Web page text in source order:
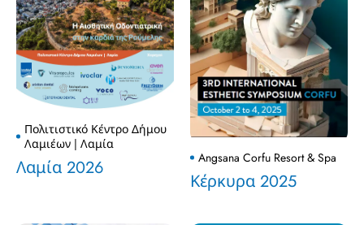
Πολιτιστικό Κέντρο Δήμου
Λαμιέων | Λαμία
Λαμία 2026 Angsana Corfu Resort & Spa
Κέρκυρα 2025